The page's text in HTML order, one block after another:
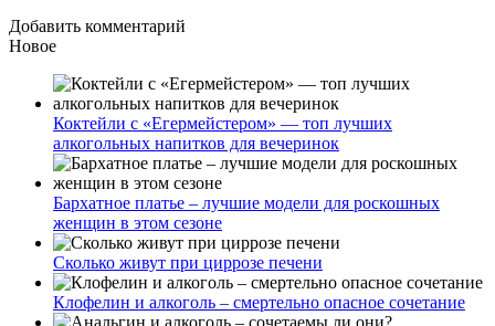
Добавить комментарий
Новое
Коктейли с «Егермейстером» — топ лучших
алкогольных напитков для вечеринок
Бархатное платье – лучшие модели для роскошных
женщин в этом сезоне
Сколько живут при циррозе печени
Клофелин и алкоголь – смертельно опасное сочетание